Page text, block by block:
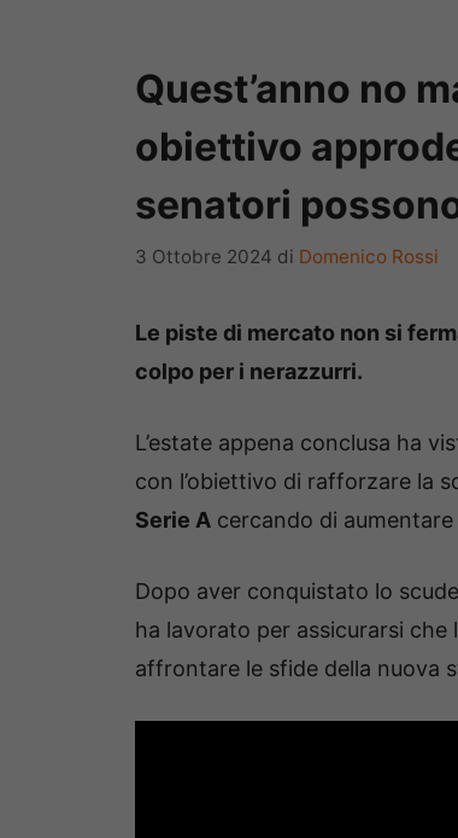
Quest’anno no
obiettivo
senatori
3 Ottobre 2024 di Domenico Rossi
Le piste di mercato non si
colpo per i nerazzurri.
L’estate appena conclusa ha
con l’obiettivo di rafforzare la
Serie A cercando di
Dopo aver conquistato lo
ha lavorato per assicurarsi che
affrontare le sfide della nuova